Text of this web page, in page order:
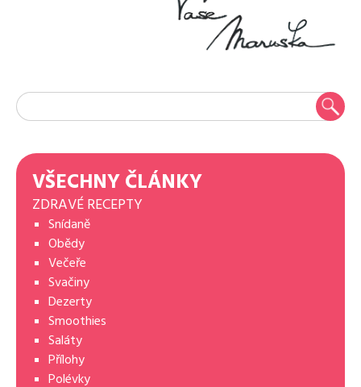
VŠECHNY ČLÁNKY
ZDRAVÉ RECEPTY
Snídaně
Obědy
Večeře
Svačiny
Dezerty
Smoothies
Saláty
Přílohy
Polévky